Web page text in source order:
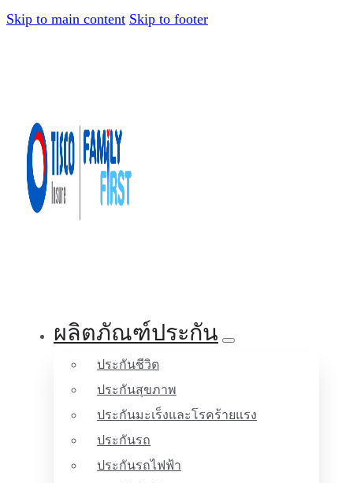
Skip to main content Skip to footer
ผลิตภัณฑ์ประกัน
ประกันชีวิต
ประกันสุขภาพ
ประกันมะเร็งและโรคร้ายแรง
ประกันรถ
ประกันรถไฟฟ้า